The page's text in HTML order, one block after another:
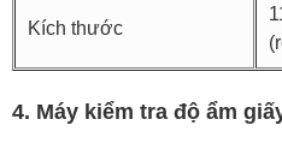
Kích thước
4. Máy kiểm tra độ ẩm